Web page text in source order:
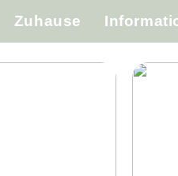
Zuhause